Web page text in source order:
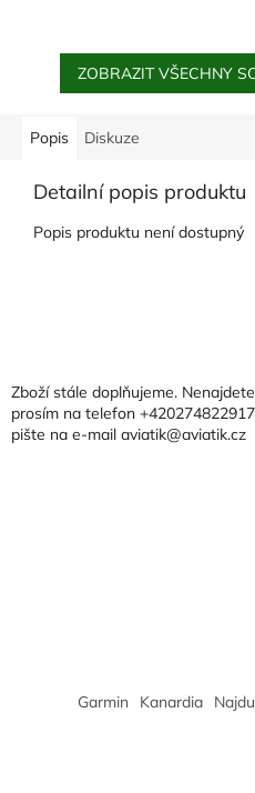
ZOBRAZIT VŠECHNY
Popis Diskuze
Detailní popis produktu
Popis produktu není dostupný
aZboží stále doplňujeme.
prosím na telefon
pište na e-mail aviatik@aviatik.cz
Garmin Kanardia